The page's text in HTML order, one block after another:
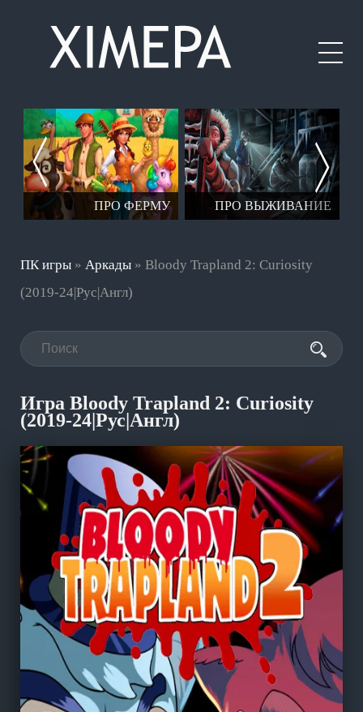
ПРО ФЕРМУ ПРО ВЫЖИВАНИЕ
ПК игры » Аркады » Bloody Trapland 2: Curiosity
(2019-24|Рус|Англ)
Игра Bloody Trapland 2: Curiosity
(2019-24|Рус|Англ)